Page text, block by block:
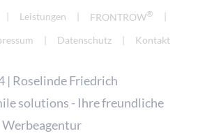
Leistungen FRONTROW®
Datenschutz Kontakt
| Roselinde Friedrich
solutions - Ihre freundliche
Werbeagentur